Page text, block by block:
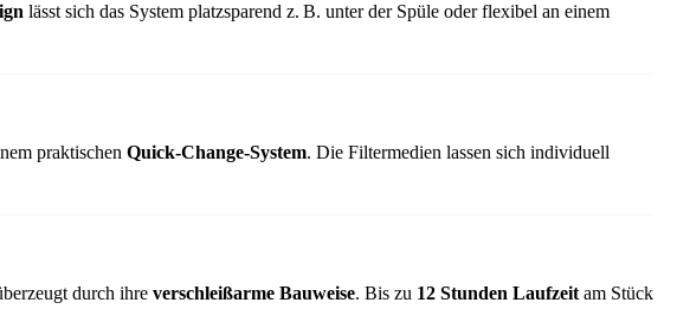
lässt sich das System platzsparend z. B. unter der Spüle oder flexibel an einem
praktischen Quick-Change-System. Die Filtermedien lassen sich individuell
durch ihre verschleißarme Bauweise. Bis zu 12 Stunden Laufzeit am Stück